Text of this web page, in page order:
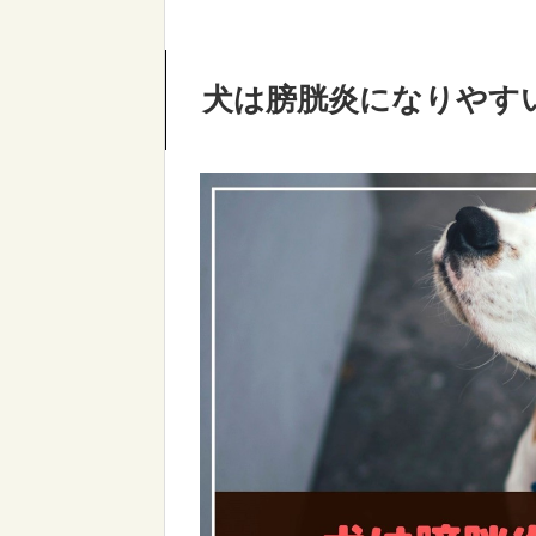
犬は膀胱炎になりやす